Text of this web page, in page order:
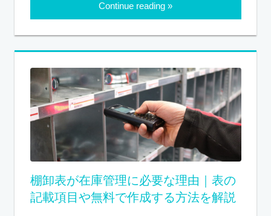
Continue reading
棚卸表が在庫管理に必要な理由｜表の
記載項目や無料で作成する方法を解説